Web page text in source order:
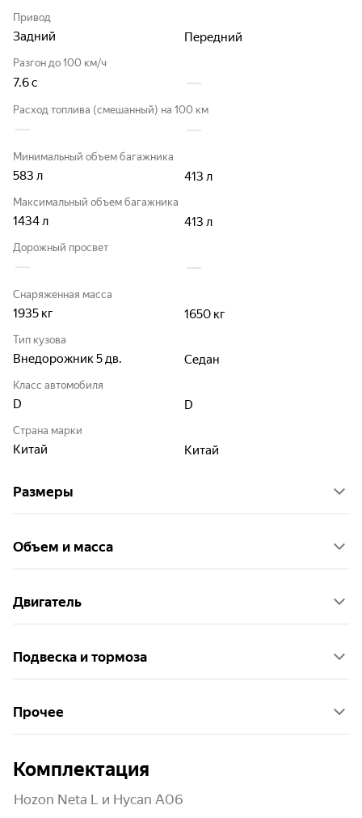
Привод
Задний Передний
Разгон до 100 км/ч
7.6с
Расход топлива (смешанный) на 100 км
Минимальный объем багажника
583 л 413 л
Максимальный объем багажника
1434л 413 л
Дорожный просвет
Снаряженная масса
1935 кг 1650 кг
Тип кузова
Внедорожник 5 дв. Седан
Класс автомобиля
D D
Страна марки
Китай Китай
Размеры
Объем и масса
Двигатель
Подвеска и тормоза
Прочее
Комплектация
Hozon Neta L и Hycan A06